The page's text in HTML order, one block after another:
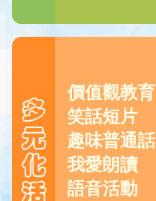
價值觀教育
笑話短片
趣味普通話
我愛朗讀
語音活動